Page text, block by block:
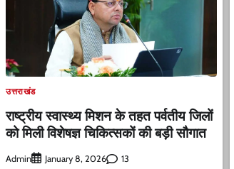
उत्तराखंड
राष्ट्रीय स्वास्थ्य मिशन के तहत पर्वतीय जिलों
को मिली विशेषज्ञ चिकित्सकों की बड़ी सौगात
Admin January 8, 2026 13